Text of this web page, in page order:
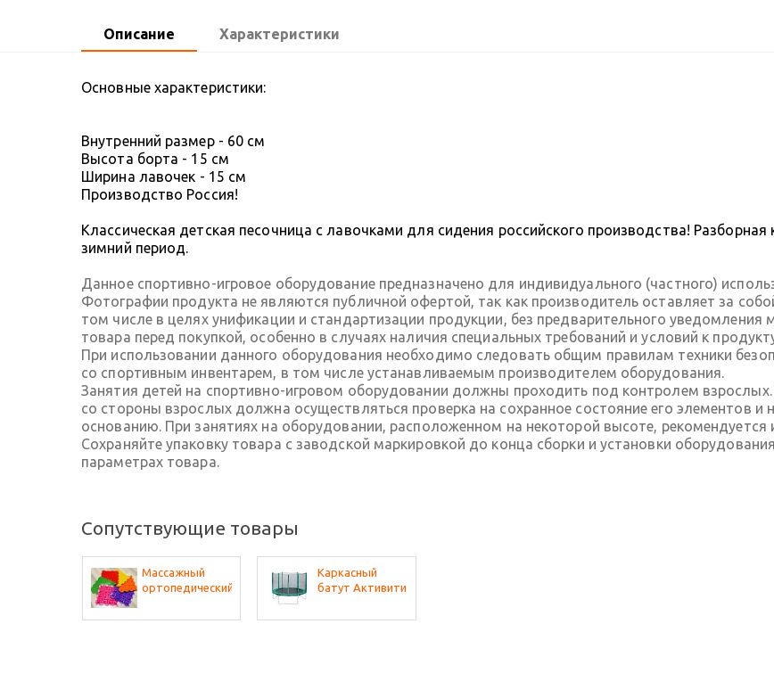
Описание Характеристики
Основные характеристики:
Внутренний размер - 60 см
Высота борта - 15 см
Ширина лавочек - 15 см
Производство Россия!
Классическая детская песочница с лавочками для сидения российского производства!
зимний период.
Данное спортивно-игровое оборудование предназначено для индивидуального (частного)
Фотографии продукта не являются публичной офертой, так как производитель оставляет за
том числе в целях унификации и стандартизации продукции, без предварительного
товара перед покупкой, особенно в случаях наличия специальных требований и условий к
При использовании данного оборудования необходимо следовать общим правилам техники
со спортивным инвентарем, в том числе устанавливаемым производителем оборудования.
Занятия детей на спортивно-игровом оборудовании должны проходить под контролем
со стороны взрослых должна осуществляться проверка на сохранное состояние его элементов и
основанию. При занятиях на оборудовании, расположенном на некоторой высоте, рекомендуется
Сохраняйте упаковку товара с заводской маркировкой до конца сборки и установки
параметрах товара.
Сопутствующие товары
Массажный
ортопедический
10 шт. по 1 шт
Каркасный
батут Активити